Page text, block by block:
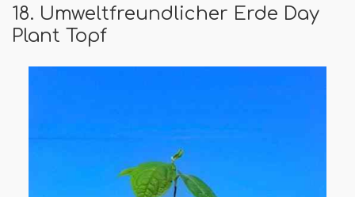
18. Umweltfreundlicher Erde Day
Plant Topf